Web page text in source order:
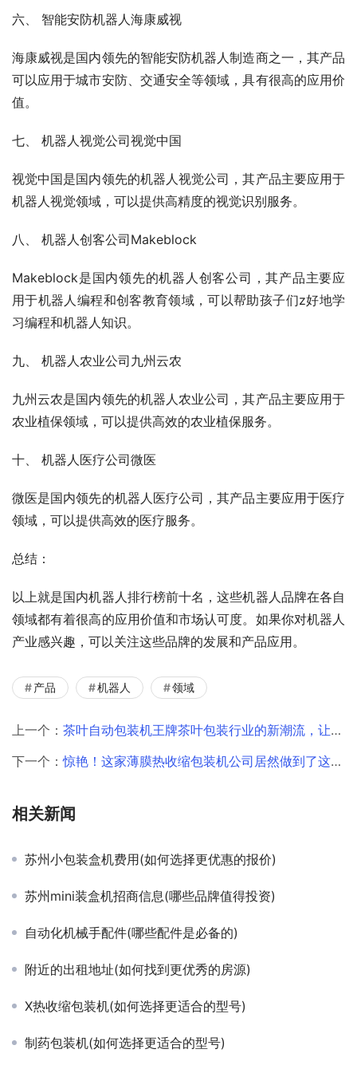
六、 智能安防机器人海康威视
海康威视是国内领先的智能安防机器人制造商之一，其产品
可以应用于城市安防、交通安全等领域，具有很高的应用价
值。
七、 机器人视觉公司视觉中国
视觉中国是国内领先的机器人视觉公司，其产品主要应用于
机器人视觉领域，可以提供高精度的视觉识别服务。
八、 机器人创客公司Makeblock
Makeblock是国内领先的机器人创客公司，其产品主要应
用于机器人编程和创客教育领域，可以帮助孩子们z好地学
习编程和机器人知识。
九、 机器人农业公司九州云农
九州云农是国内领先的机器人农业公司，其产品主要应用于
农业植保领域，可以提供高效的农业植保服务。
十、 机器人医疗公司微医
微医是国内领先的机器人医疗公司，其产品主要应用于医疗
领域，可以提供高效的医疗服务。
总结：
以上就是国内机器人排行榜前十名，这些机器人品牌在各自
领域都有着很高的应用价值和市场认可度。如果你对机器人
产业感兴趣，可以关注这些品牌的发展和产品应用。
产品 机器人 领域
上一个： 茶叶自动包装机王牌茶叶包装行业的新潮流，让你的茶叶更具竞争力！
下一个：惊艳！这家薄膜热收缩包装机公司居然做到了这一点！
相关新闻
苏州小包装盒机费用(如何选择更优惠的报价)
苏州mini装盒机招商信息(哪些品牌值得投资)
自动化机械手配件(哪些配件是必备的)
附近的出租地址(如何找到更优秀的房源)
X热收缩包装机(如何选择更适合的型号)
制药包装机(如何选择更适合的型号)